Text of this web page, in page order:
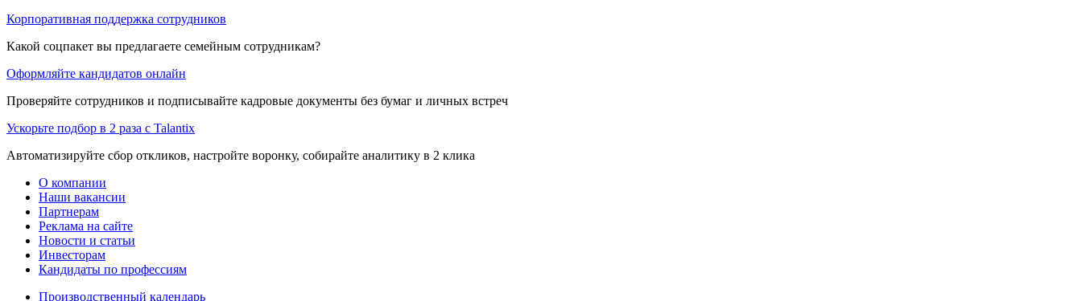
Корпоративная поддержка сотрудников
Какой соцпакет вы предлагаете семейным сотрудникам?
Оформляйте кандидатов онлайн
Проверяйте сотрудников и подписывайте кадровые документы без бумаг и личных встреч
Ускорьте подбор в 2 раза с Talantix
Автоматизируйте сбор откликов, настройте воронку, собирайте аналитику в 2 клика
О компании
Наши вакансии
Партнерам
Реклама на сайте
Новости и статьи
Инвесторам
Кандидаты по профессиям
Производственный календарь